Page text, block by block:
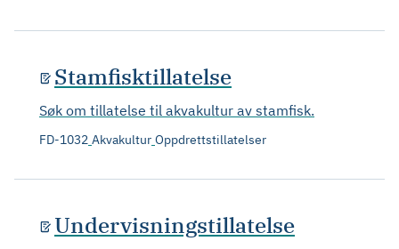
Stamfisktillatelse
Søk om tillatelse til akvakultur av stamfisk.
FD-1032 Akvakultur Oppdrettstillatelser
Undervisningstillatelse